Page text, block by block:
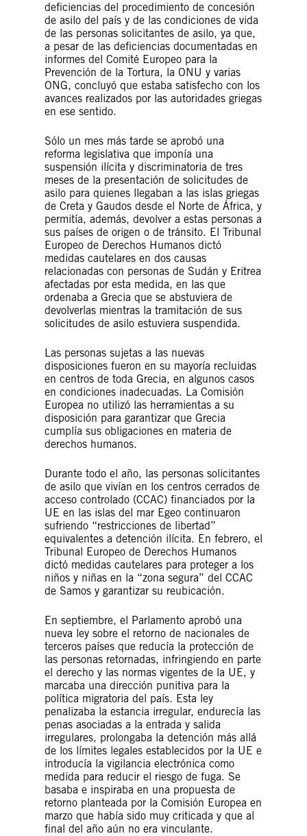
deficiencias del procedimiento de concesión
de asilo del país y de las condiciones de vida
de las personas solicitantes de asilo, ya que,
a pesar de las deficiencias documentadas en
informes del Comité Europeo para la
Prevención de la Tortura, la ONU y varias
ONG, concluyó que estaba satisfecho con los
avances realizados por las autoridades griegas
en ese sentido.
Sólo un mes más tarde se aprobó una
reforma legislativa que imponía una
suspensión ilícita y discriminatoria de tres
meses de la presentación de solicitudes de
asilo para quienes llegaban a las islas griegas
de Creta y Gaudos desde el Norte de África, y
permitía, además, devolver a estas personas a
sus países de origen o de tránsito. El Tribunal
Europeo de Derechos Humanos dictó
medidas cautelares en dos causas
relacionadas con personas de Sudán y Eritrea
afectadas por esta medida, en las que
ordenaba a Grecia que se abstuviera de
devolverlas mientras la tramitación de sus
solicitudes de asilo estuviera suspendida.
Las personas sujetas a las nuevas
disposiciones fueron en su mayoría recluidas
en centros de toda Grecia, en algunos casos
en condiciones inadecuadas. La Comisión
Europea no utilizó las herramientas a su
disposición para garantizar que Grecia
cumplía sus obligaciones en materia de
derechos humanos.
Durante todo el año, las personas solicitantes
de asilo que vivían en los centros cerrados de
acceso controlado (CCAC) financiados por la
UE en las islas del mar Egeo continuaron
sufriendo “restricciones de libertad”
equivalentes a detención ilícita. En febrero, el
Tribunal Europeo de Derechos Humanos
dictó medidas cautelares para proteger a los
niños y niñas en la “zona segura” del CCAC
de Samos y garantizar su reubicación.
En septiembre, el Parlamento aprobó una
nueva ley sobre el retorno de nacionales de
terceros países que reducía la protección de
las personas retornadas, infringiendo en parte
el derecho y las normas vigentes de la UE, y
marcaba una dirección punitiva para la
política migratoria del país. Esta ley
penalizaba la estancia irregular, endurecía las
penas asociadas a la entrada y salida
irregulares, prolongaba la detención más allá
de los límites legales establecidos por la UE e
introducía la vigilancia electrónica como
medida para reducir el riesgo de fuga. Se
basaba e inspiraba en una propuesta de
retorno planteada por la Comisión Europea en
marzo que había sido muy criticada y que al
final del año aún no era vinculante.